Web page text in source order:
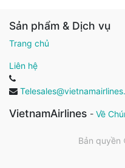
Sản phẩm & Dịch vụ
Trang chủ
Liên hệ
VietnamAirlines - Về
Bản quyền